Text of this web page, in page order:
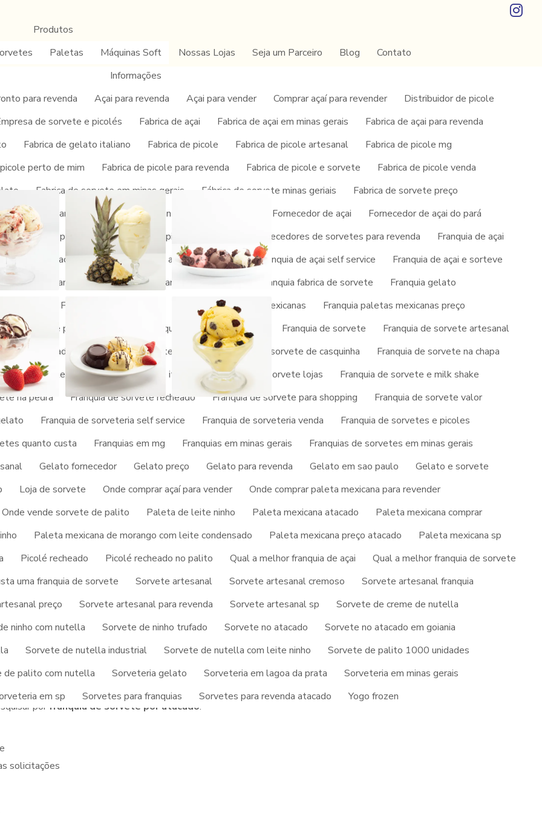
Produtos
Paletas Máquinas Soft Nossas Lojas Seja um Parceiro Blog
Contato
Informações
para revenda Açai para revenda Açai para vender Comprar açaí para revender
Distribuidor de picole
de sorvete e picolés Fabrica de açai Fabrica de açai em minas gerais
Fabrica de açai para revenda
Fabrica de gelato italiano Fabrica de picole Fabrica de picole artesanal
Fabrica de picole mg
perto de mim Fabrica de picole para revenda Fabrica de picole e sorvete
Fabrica de picole venda
Fabrica de sorvete em minas gerais Fábrica de sorvete minas geriais
Fabrica de sorvete preço
Fabricante de picolé Fabricantes de açaí no brasil Fornecedor de açai
Fornecedor de açai do pará
de picolé Fornecedor de picole e sorvete Fornecedores de sorvetes para revenda
Franquia de açai
Franquia de açai preço Franquia de açai quanto custa Franquia de açai self service
Franquia de açai e sorteve
tigela Franquia de açai valor Franquia de açaiteria Franquia fabrica de sorvete
Franquia gelato
churros Franquia gelato italiano Franquia de paletas mexicanas
Franquia paletas mexicanas preço
Franquia de picolé no palito Franquia de picole e sorvete Franquia de sorvete
Franquia de sorvete artesanal
por atacado Franquia de sorvete barata Franquia de sorvete de casquinha
Franquia de sorvete na chapa
de iogurte Franquia de sorvete italiano Franquia de sorvete lojas
Franquia de sorvete e milk shake
na pedra Franquia de sorvete recheado Franquia de sorvete para shopping
Franquia de sorvete valor
Franquia de sorveteria self service Franquia de sorveteria venda
Franquia de sorvetes e picoles
quanto custa Franquias em mg Franquias em minas gerais
Franquias de sorvetes em minas gerais
Gelato fornecedor Gelato preço Gelato para revenda Gelato em sao paulo
Gelato e sorvete
Loja de sorvete Onde comprar açaí para vender
Onde comprar paleta mexicana para revender
Onde vende sorvete de palito Paleta de leite ninho Paleta mexicana atacado
Paleta mexicana comprar
Paleta mexicana de morango com leite condensado Paleta mexicana preço atacado
Paleta mexicana sp
Picolé recheado Picolé recheado no palito Qual a melhor franquia de açai
Qual a melhor franquia de sorvete
uma franquia de sorvete Sorvete artesanal Sorvete artesanal cremoso
Sorvete artesanal franquia
preço Sorvete artesanal para revenda Sorvete artesanal sp
Sorvete de creme de nutella
ninho com nutella Sorvete de ninho trufado Sorvete no atacado
Sorvete no atacado em goiania
Sorvete de nutella industrial Sorvete de nutella com leite ninho
Sorvete de palito 1000 unidades
de palito com nutella Sorveteria gelato Sorveteria em lagoa da prata
Sorveteria em minas gerais
em sp Sorvetes para franquias Sorvetes para revenda atacado Yogo frozen
atacado
EMPRESA REFERÊNCIA
POR ATACADO
para seus clientes.
se ter o cuidado em orçar com empresas que prezam por
despercebidos e podem gerar prejuízos futuros para os
especialistas em atendimento personalizado ao cliente e terão
QUANDO PRECISAR DE
ATACADO
por franquia de sorvete por atacado:
solicitações
INFORMAÇÕES
AÇAI NO ATACADO
AÇAI NO ATACADO PREÇO
AÇAI PARA VENDER
COMPRAR AÇAÍ PARA REVENDER
DISTRIBUIDOR DE PICOLE
EMPRESA DE GELATOS
EMPRESA DE SORVETE
FABRICA DE AÇAI PARA REVENDA
FABRICA DE AÇAI A VENDA
FABRICA DE GELATO
FABRICA DE GELATO ITALIANO
ENTRE EM CONTATO
(37) 99952-2222